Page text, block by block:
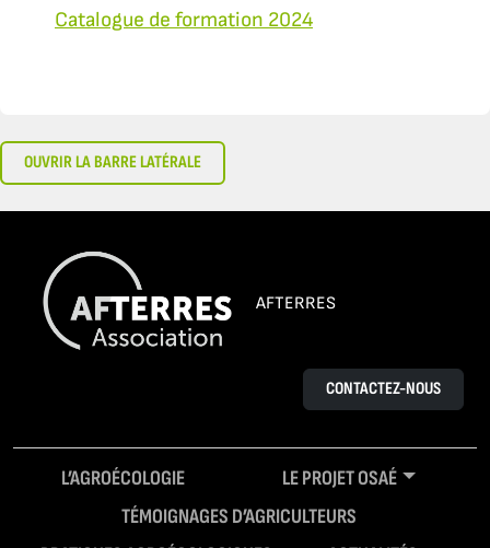
Catalogue de formation 2024
OUVRIR LA BARRE LATÉRALE
AFTERRES
CONTACTEZ-NOUS
L’AGROÉCOLOGIE
LE PROJET OSAÉ
TÉMOIGNAGES D’AGRICULTEURS